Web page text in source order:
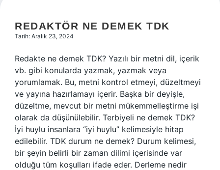
REDAKTÖR NE DEMEK TDK
Tarih: Aralık 23, 2024
Redakte ne demek TDK? Yazılı bir metni dil, içerik
vb. gibi konularda yazmak, yazmak veya
yorumlamak. Bu, metni kontrol etmeyi, düzeltmeyi
ve yayına hazırlamayı içerir. Başka bir deyişle,
düzeltme, mevcut bir metni mükemmelleştirme işi
olarak da düşünülebilir. Terbiyeli ne demek TDK?
İyi huylu insanlara “iyi huylu” kelimesiyle hitap
edilebilir. TDK durum ne demek? Durum kelimesi,
bir şeyin belirli bir zaman dilimi içerisinde var
olduğu tüm koşulları ifade eder. Derleme nedir